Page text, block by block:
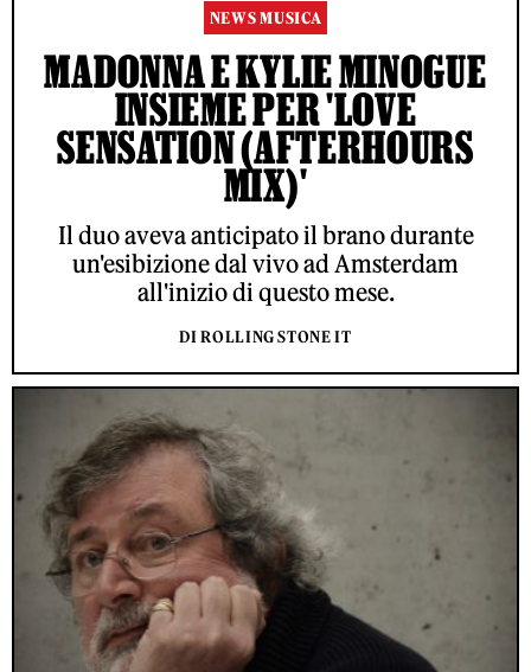
NEWS MUSICA
MADONNA E KYLIE MINOGUE
INSIEME PER 'LOVE
SENSATION (AFTERHOURS
MIX)'
Il duo aveva anticipato il brano durante
un'esibizione dal vivo ad Amsterdam
all'inizio di questo mese.
DI ROLLING STONE IT